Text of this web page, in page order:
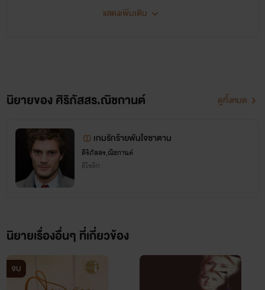
อ้อมกอดรักมาเฟียร้อน
‘อยากได้’ เพียงแค่แรกที่ได้เห็นแม่ค้าขนมหวานคนนั้นความ
รู้สึกนี้ก็เกิดขึ้นกับมาเฟียหนุ่มหล่อผู้เย็นชาไร้หัวใจอย่าง ‘คับฟ้า
อัษฎาวุธภูดินันท์ ’ ความรู้สึกกระหายอยากครอบครองร่างอัน
สะโอดสะองยั่วยวนใจชายให้น้ำลายหกเล่นนั้นมันรุนแรงจนเขา
รู้สึกแปลกใจกับความรู้สึกที่เกิดขึ้น แต่ในเมื่อต้องการแล้ว เขาก็
จากปากของใครทั้งนั้น และเขาต้องได้ด้วยความเต็มใจของเธอเอง
เธอต้องยอมทอดกายให้เขาด้วยความยินยอมพร้อมใจ แต่ถึง
กระนั้น เขาก็ยังเลือกใช้วิธี ‘บีบ’ ให้เธอยอมจำนนแต่โดยดี ถึงแม้
ไรเตอร์ด้วยนะคะ ชอบไม่ขอบอย่างไรก็สามารถติชมที่แฟน
เพจด้านล่างได้เลยนะคะ ^^
แสดงเพิ่มเติม
นิยายของ ศิริภัสสร,ณิชกานต์ ดูทั้งหมด
เกมรักร้ายพันใจซาตาน
ศิริภัสสร,ณิชกานต์
อีโรติก
นิยายเรื่องอื่นๆ ที่เกี่ยวข้อง
จบ